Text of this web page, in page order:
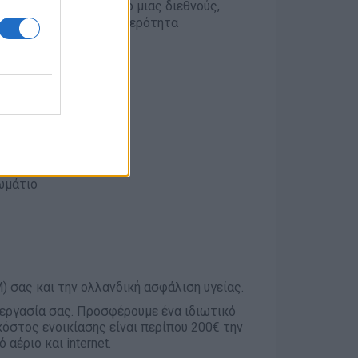
στο πλαίσιο μιας διεθνούς,
σημασία στη σταθερότητα
και την ολλανδική ασφάλιση υγείας.
σας. Προσφέρουμε ένα ιδιωτικό
ενοικίασης είναι περίπου 200€ την
αέριο και internet.